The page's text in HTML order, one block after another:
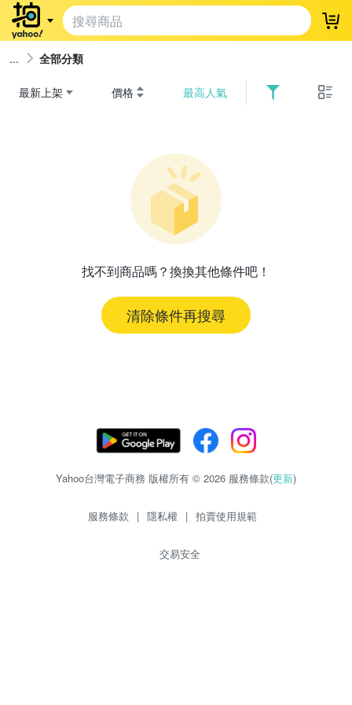
登
全部分類
最新上架 價格 最高人氣
找不到商品嗎？換換其他條件吧！
清除條件再搜尋
Yahoo台灣電子商務 版權所有 © 2026 服務條款(更新)
服務條款 | 隱私權 | 拍賣使用規範
交易安全